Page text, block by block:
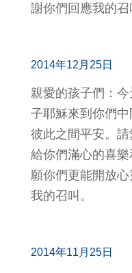
謝你們回應我的召
2014年12月25日
親愛的孩子們：
子耶穌來到你們
彼此之間平安。
給你們滿心的喜樂
願你們更能開放
我的召叫。
2014年11月25日